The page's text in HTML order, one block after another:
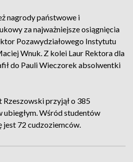
nagrody państwowe i
za najważniejsze osiągnięcia
Pozawydziałowego Instytutu
Wnuk. Z kolei Laur Rektora dla
do Pauli Wieczorek absolwentki
przyjął o 385
ubiegłym. Wśród studentów
jest 72 cudzoziemców.